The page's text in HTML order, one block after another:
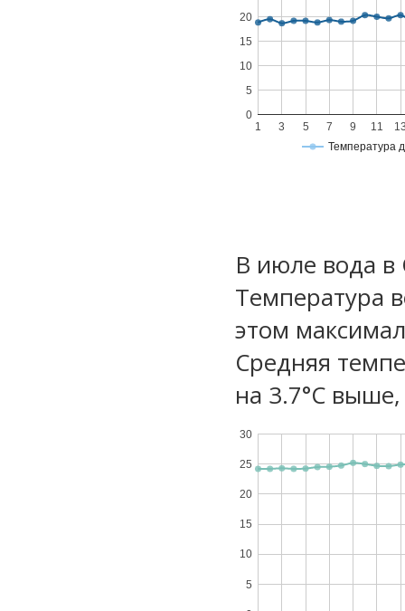
Температура
1 3 5 7 9 11
0
5
10
15
20
В июле вода в
Температура
этом
Средняя
на 3.7°C
5
10
15
20
25
30